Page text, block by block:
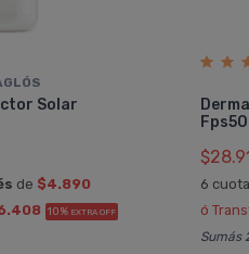
Solar
de $4.890
10% EXTRA OFF
6
ó
Sumás